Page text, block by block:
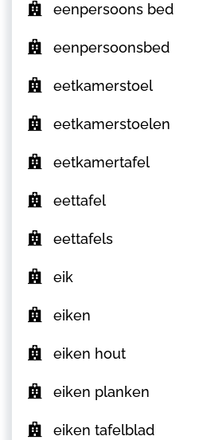
eenpersoons bed
eenpersoonsbed
eetkamerstoel
eetkamerstoelen
eetkamertafel
eettafel
eettafels
eik
eiken
eiken hout
eiken planken
eiken tafelblad